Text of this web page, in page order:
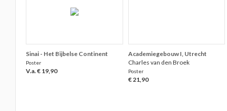
Sinai - Het Bijbelse Continent
Poster
V.a. € 19,90
Academiegebouw I, Utrecht
Charles van den Broek
Poster
€ 21,90